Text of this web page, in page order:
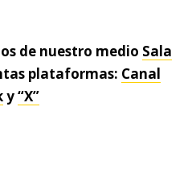
de nuestro medio Sala
plataformas: Canal
y“X”